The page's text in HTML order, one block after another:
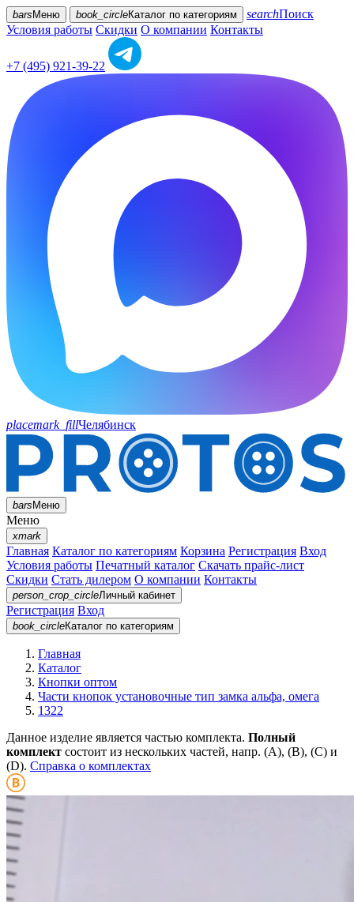
bars Меню book_circleКаталог по категориям searchПоиск
Условия работы Скидки О компании Контакты
+7 (495) 921-39-22
placemark_fillЧелябинск
barsМеню
Меню
xmark
Главная Каталог по категориям Корзина Регистрация Вход
Условия работы Печатный каталог Скачать прайс-лист
Скидки Стать дилером О компании Контакты
person_crop_circleЛичный кабинет
Регистрация Вход
book_circleКаталог по категориям
Главная
Каталог
Кнопки оптом
Части кнопок установочные тип замка альфа, омега
1322
Данное изделие является частью комплекта. Полный
комплект состоит из нескольких частей, напр. (А), (B), (С) и
(D). Справка о комплектах